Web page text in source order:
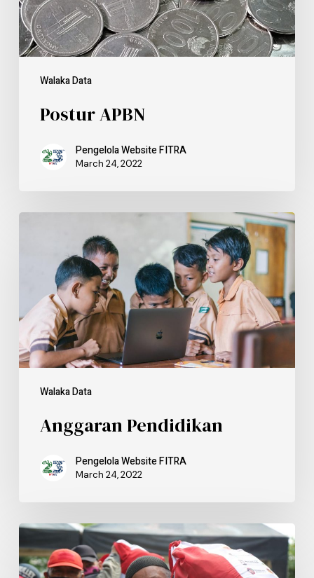
Walaka Data
Postur APBN
Pengelola Website FITRA
March 24, 2022
Walaka Data
Anggaran Pendidikan
Pengelola Website FITRA
March 24, 2022